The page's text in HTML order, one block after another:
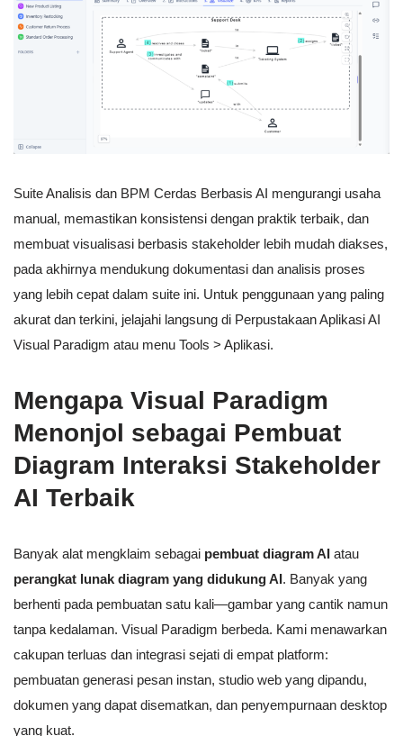
Suite Analisis dan BPM Cerdas Berbasis AI mengurangi usaha
manual, memastikan konsistensi dengan praktik terbaik, dan
membuat visualisasi berbasis stakeholder lebih mudah diakses,
pada akhirnya mendukung dokumentasi dan analisis proses
yang lebih cepat dalam suite ini. Untuk penggunaan yang paling
akurat dan terkini, jelajahi langsung di Perpustakaan Aplikasi AI
Visual Paradigm atau menu Tools > Aplikasi.
Mengapa Visual Paradigm
Menonjol sebagai Pembuat
Diagram Interaksi Stakeholder
AI Terbaik
Banyak alat mengklaim sebagai pembuat diagram AI atau
perangkat lunak diagram yang didukung AI. Banyak yang
berhenti pada pembuatan satu kali—gambar yang cantik namun
tanpa kedalaman. Visual Paradigm berbeda. Kami menawarkan
cakupan terluas dan integrasi sejati di empat platform:
pembuatan generasi pesan instan, studio web yang dipandu,
dokumen yang dapat disematkan, dan penyempurnaan desktop
yang kuat.